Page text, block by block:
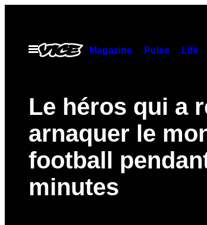
contentOpen
Menu
Magazine Pulse Life
Le héros qui a
arnaquer le
football
minutes